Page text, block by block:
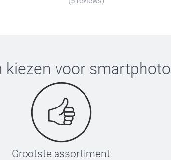
kiezen voor smartphoto
Grootste assortiment